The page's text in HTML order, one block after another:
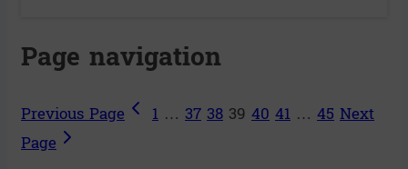
Page navigation
Previous Page 1 … 3738 39 4041 … 45Next
Page